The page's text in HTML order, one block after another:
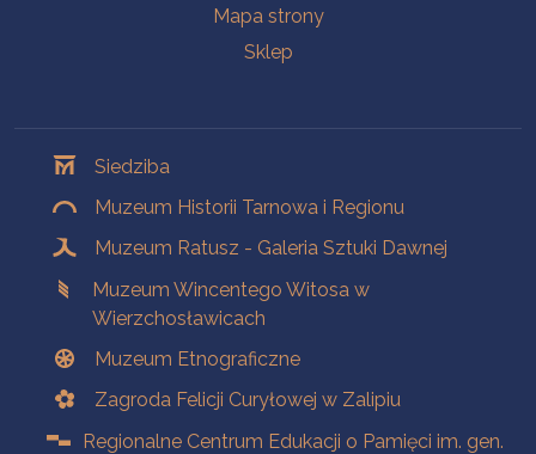
Mapa strony
Sklep
Siedziba
Muzeum Historii Tarnowa i Regionu
Muzeum Ratusz - Galeria Sztuki Dawnej
Muzeum Wincentego Witosa w
Wierzchosławicach
Muzeum Etnograficzne
Zagroda Felicji Curyłowej w Zalipiu
Regionalne Centrum Edukacji o Pamięci im. gen.